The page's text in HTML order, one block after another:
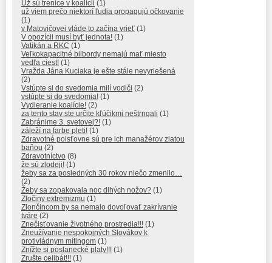
Už sú trenice v koalícii (1)
už viem prečo niektorí ľudia propagujú očkovanie
(1)
v Matovičovej vláde to začína vrieť (1)
V opozícii musí byť jednota! (1)
Vatikán a RKC (1)
Veľkokapacitné bilbordy nemajú mať miesto
vedľa ciest! (1)
Vražda Jána Kuciaka je ešte stále nevyriešená
(2)
Vstúpte si do svedomia milí vodiči (2)
vstúpte si do svedomia! (1)
Vydieranie koalície! (2)
za tento stav ste určite kľúčikmi neštrngali (1)
Zabránime 3. svetovej?! (1)
záleží na farbe pleti! (1)
Zdravotné poisťovne sú pre ich manažérov zlatou
baňou (2)
Zdravotníctvo (8)
že sú zlodeji! (1)
žeby sa za posledných 30 rokov niečo zmenilo…
(2)
Žeby sa zopakovala noc dlhých nožov? (1)
Zločiny extremizmu (1)
Zlončincom by sa nemalo dovoľovať zakrívanie
tváre (2)
Znečisťovanie životného prostredia!!! (1)
Zneužívanie nespokojných Slovákov k
protivládnym mítingom (1)
Znížte si poslanecké platy!!! (1)
Zrušte celibát!!! (1)